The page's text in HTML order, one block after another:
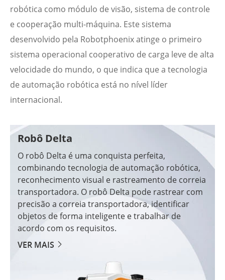
robótica como módulo de visão, sistema de controle
e cooperação multi-máquina. Este sistema
desenvolvido pela Robotphoenix atinge o primeiro
sistema operacional cooperativo de carga leve de alta
velocidade do mundo, o que indica que a tecnologia
de automação robótica está no nível líder
internacional.
Robô Delta
O robô Delta é uma conquista perfeita,
combinando tecnologia de automação robótica,
reconhecimento visual e rastreamento de correia
transportadora. O robô Delta pode rastrear com
precisão a correia transportadora, identificar
objetos de forma inteligente e trabalhar de
acordo com os requisitos.
VER MAIS
